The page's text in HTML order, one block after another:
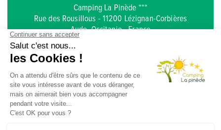
Camping La Pinède ***
Rue des Rousillous - 11200 Lézignan-Corbières
Aude, Occitanie - France
Accès Plan
+33 (0)4 68 27 05 08
lapinede.aude@gmail.com